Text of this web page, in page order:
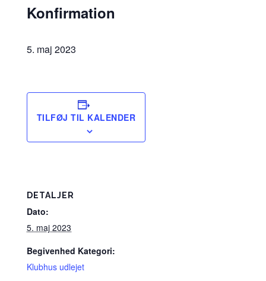
Konfirmation
5. maj 2023
TILFØJ TIL KALENDER
DETALJER
Dato:
5. maj 2023
Begivenhed Kategori:
Klubhus udlejet